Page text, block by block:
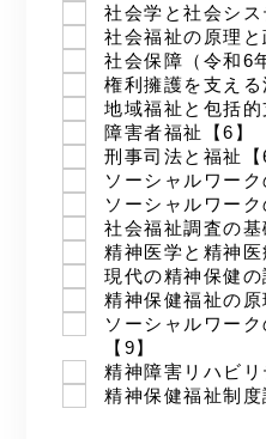
社会学と社会シス
社会福祉の原理と
社会保障（令和6
権利擁護を支える
地域福祉と包括的
障害者福祉【6】
刑事司法と福祉【
ソーシャルワー
ソーシャルワーク
社会福祉調査の基
精神医学と精神医
現代の精神保健の
精神保健福祉の原
ソーシャルワー
【9】
精神障害リハビリ
精神保健福祉制度